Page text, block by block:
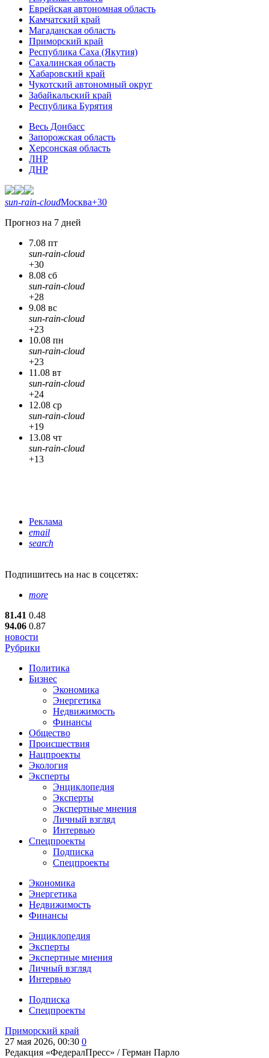
Еврейская автономная область
Камчатский край
Магаданская область
Приморский край
Республика Саха (Якутия)
Сахалинская область
Хабаровский край
Чукотский автономный округ
Забайкальский край
Республика Бурятия
Весь Донбасс
Запорожская область
Херсонская область
ЛНР
ДНР
sun-rain-cloudМосква+30
Прогноз на 7 дней
7.08 пт
sun-rain-cloud
+30
8.08 сб
sun-rain-cloud
+28
9.08 вс
sun-rain-cloud
+23
10.08 пн
sun-rain-cloud
+23
11.08 вт
sun-rain-cloud
+24
12.08 ср
sun-rain-cloud
+19
13.08 чт
sun-rain-cloud
+13
Реклама
email
search
Подпишитесь на нас в соцсетях:
more
81.41 0.48
94.06 0.87
новости
Рубрики
Политика
Бизнес
Экономика
Энергетика
Недвижимость
Финансы
Общество
Происшествия
Нацпроекты
Экология
Эксперты
Энциклопедия
Эксперты
Экспертные мнения
Личный взгляд
Интервью
Спецпроекты
Подписка
Спецпроекты
Экономика
Энергетика
Недвижимость
Финансы
Энциклопедия
Эксперты
Экспертные мнения
Личный взгляд
Интервью
Подписка
Спецпроекты
Приморский край
27 мая 2026, 00:30 0
Редакция «ФедералПресс» /Герман Парло